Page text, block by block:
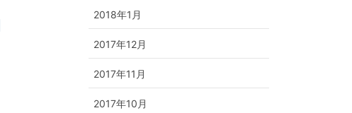
2018年1月
2017年12月
2017年11月
2017年10月